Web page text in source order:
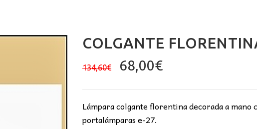
COLGANTE
134,60€
El
original
era:
134,60€.
68,00€El
actual
es:
Lámpara colgante florentina decorada a
portalámparas e-27.